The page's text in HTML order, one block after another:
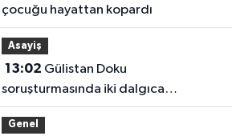
çocuğu hayattan kopardı
Asayiş
13:02
soruşturmasında iki dalgıca
tutuklama
Genel